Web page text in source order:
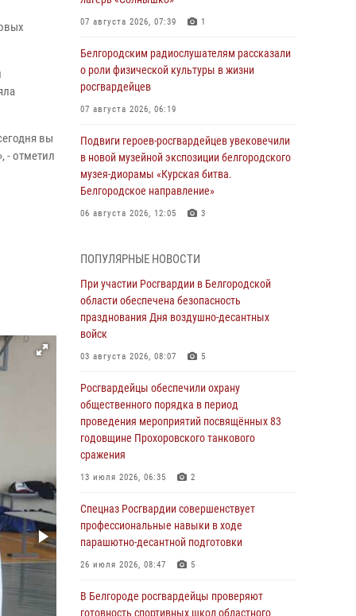
вы
- отметил
07 августа 2026, 07:39 1
Белгородским радиослушателям рассказали
о роли физической культуры в жизни
росгвардейцев
07 августа 2026, 06:19
Подвиги героев‑росгвардейцев увековечили
в новой музейной экспозиции белгородского
музея‑диорамы «Курская битва.
Белгородское направление»
06 августа 2026, 12:05 3
готовность спортивных школ областного
центра к новому учебному году
06 августа 2026, 11:23 3
Росгвардия обеспечила общественную
безопасность празднования 83-й годовщины
фашистких захватчиков
06 августа 2026, 06:54 3
Офицеры Росгвардии и ветераны войск
правопорядка почтили память генерала
армии Ивана Кирилловича Яковлева
Росгвардейцы приняли участие в акции
«Волна памяти», посвящённой 83‑й
годовщине освобождения Белгорода от
05 августа 2026, 08:34 4
ПОПУЛЯРНЫЕ НОВОСТИ
При участии Росгвардии в Белгородской
области обеспечена безопасность
празднования Дня воздушно-десантных
войск
03 августа 2026, 08:07 5
Росгвардейцы обеспечили охрану
общественного порядка в период
проведения мероприятий посвящённых 83
годовщине Прохоровского танкового
сражения
13 июля 2026, 06:35 2
Спецназ Росгвардии совершенствует
профессиональные навыки в ходе
парашютно-десантной подготовки
26 июля 2026, 08:47 5
В Белгороде росгвардейцы проверяют
готовность спортивных школ областного